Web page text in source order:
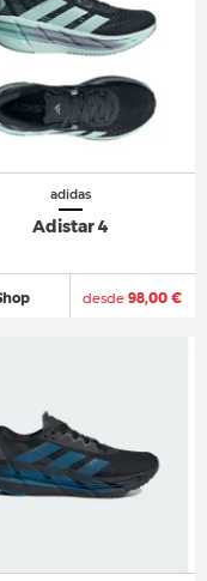
adidas
Adistar 4
desde 98,00 €